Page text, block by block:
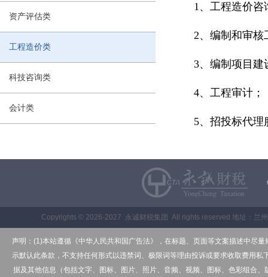
资产评估类
工程造价类
科技咨询类
会计类
1、工程造价
2、编制和审核
3、编制项目建
4、工程审计；
5、招投标代
Copyrights © 2026-2027 永诚财税集团 All rights reserved 地址：兰
声明：(1)本站遵循《中华人民共和国广告法》，在标题、页面等文案描述中尽
示默认此条款，不支持任何形式以违禁词、极限词等理由投诉或要求收取费用
据及其他信息（包括文字、图标、图片、照片、音频、视频、图标、色彩组合